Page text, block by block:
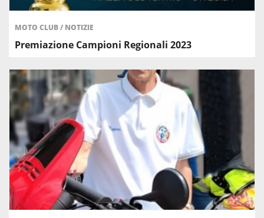
MOTO CLUB/ NOTIZIE
Premiazione Campioni Regionali 2023